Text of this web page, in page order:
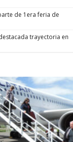
de 1era feria de
trayectoria en